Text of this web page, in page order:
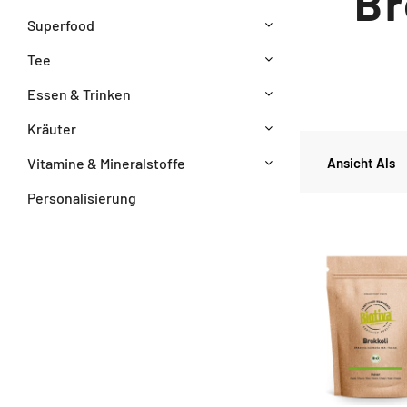
Superfood
Tee
Essen & Trinken
Kräuter
Vitamine & Mineralstoffe
Personalisierung
Ansicht Als